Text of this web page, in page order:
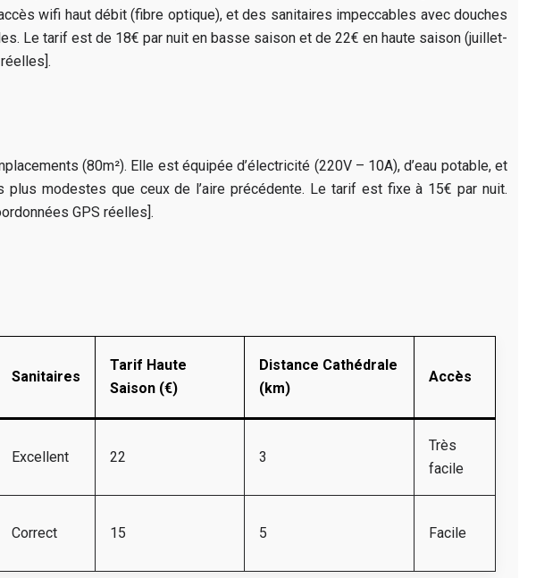
wifi haut débit (fibre optique), et des sanitaires impeccables avec douches
Le tarif est de 18€ par nuit en basse saison et de 22€ en haute saison (juillet-
(80m²). Elle est équipée d’électricité (220V – 10A), d’eau potable, et
modestes que ceux de l’aire précédente. Le tarif est fixe à 15€ par nuit.
GPS réelles].
Sanitaires
Tarif Haute
Saison (€)
Distance Cathédrale
(km)
Accès
Excellent 22 3
Très
facile
Correct 15 5 Facile